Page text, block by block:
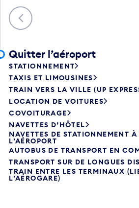
Précédent
Quitter l’aéroport
STATIONNEMENT
TAXIS ET LIMOUSINES
TRAIN VERS LA VILLE (UP
LOCATION DE VOITURES
COVOITURAGE
NAVETTES D’HÔTEL
NAVETTES DE STATIONNEMENT À
L’AÉROPORT
AUTOBUS DE TRANSPORT EN
TRANSPORT SUR DE LONGUES
TRAIN ENTRE LES TERMINAUX
L’AÉROGARE)